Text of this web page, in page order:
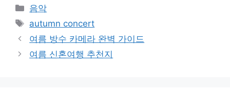
Categories
음악
Tags
autumn concert
여름 방수 카메라 완벽 가이드
여름 신혼여행 추천지